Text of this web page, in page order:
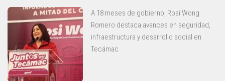
A 18 meses de gobierno, Rosi Wong
Romero destaca avances en seguridad,
infraestructura y desarrollo social en
Tecámac